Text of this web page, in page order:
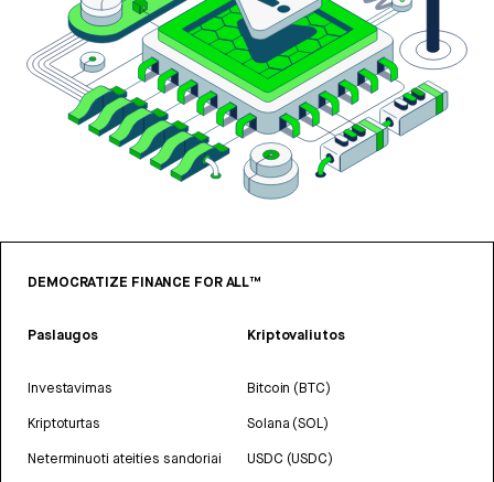
DEMOCRATIZE FINANCE FOR ALL™
Paslaugos
Investavimas
Kriptoturtas
Neterminuoti ateities sandoriai
Kriptovaliutos
Bitcoin (BTC)
Solana (SOL)
USDC (USDC)